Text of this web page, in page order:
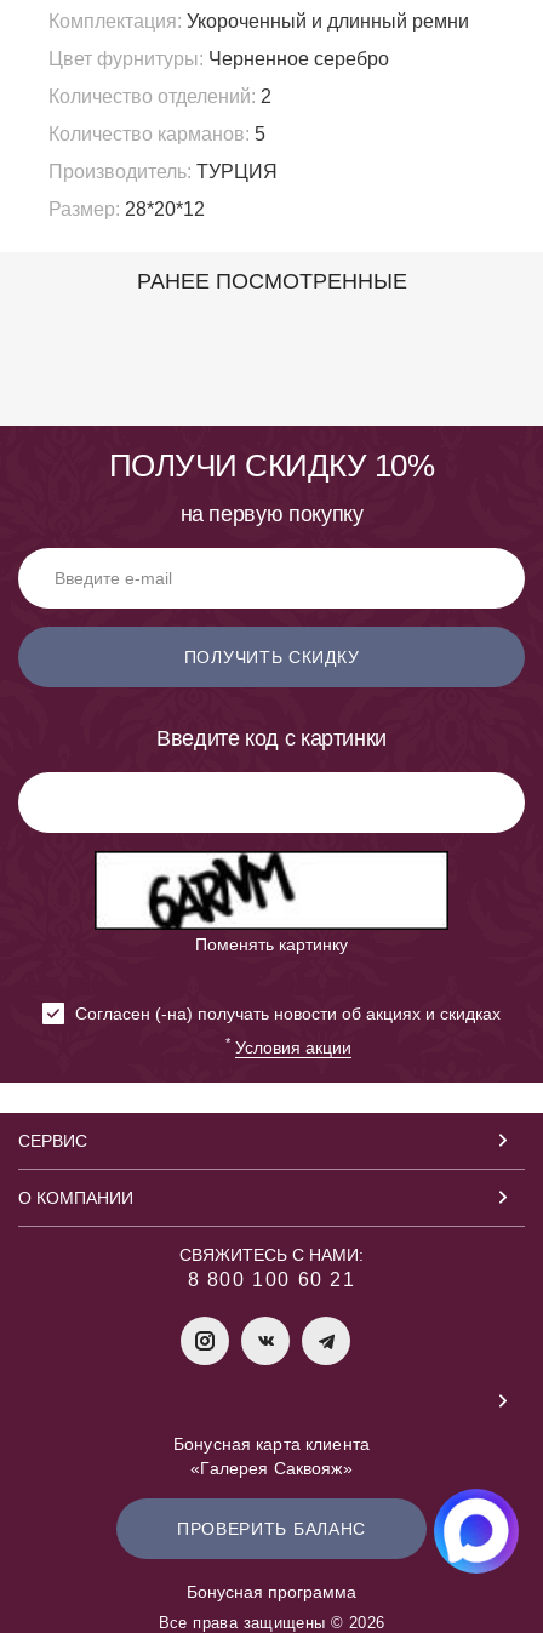
Комплектация: Укороченный и длинный ремни
Цвет фурнитуры: Черненное серебро
Количество отделений: 2
Количество карманов: 5
Производитель: ТУРЦИЯ
Размер: 28*20*12
РАНЕЕ ПОСМОТРЕННЫЕ
ПОЛУЧИ СКИДКУ 10%
на первую покупку
ПОЛУЧИТЬ СКИДКУ
Введите код с картинки
Поменять картинку
Cогласен (-на) получать новости об акциях и скидках
* Условия акции
СЕРВИС
О КОМПАНИИ
СВЯЖИТЕСЬ С НАМИ:
8 800 100 60 21
Бонусная карта клиента
«Галерея Саквояж»
ПРОВЕРИТЬ БАЛАНС
Бонусная программа
Все права защищены © 2026